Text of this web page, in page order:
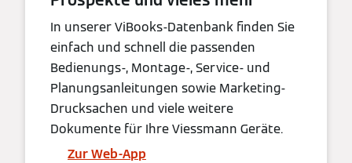
In unserer ViBooks-Datenbank finden Sie
einfach und schnell die passenden
Bedienungs-, Montage-, Service- und
Planungsanleitungen sowie Marketing-
Drucksachen und viele weitere
Dokumente für Ihre Viessmann Geräte.
Zur Web-App